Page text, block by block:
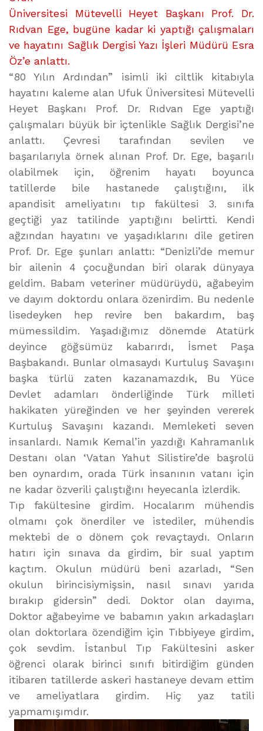
Üniversitesi Mütevelli Heyet Başkanı Prof. Dr.
Rıdvan Ege, bugüne kadar ki yaptığı çalışmaları
ve hayatını Sağlık Dergisi Yazı İşleri Müdürü Esra
Öz’e anlattı.
“80 Yılın Ardından” isimli iki ciltlik kitabıyla
hayatını kaleme alan Ufuk Üniversitesi Mütevelli
Heyet Başkanı Prof. Dr. Rıdvan Ege yaptığı
çalışmaları büyük bir içtenlikle Sağlık Dergisi’ne
anlattı. Çevresi tarafından sevilen ve
başarılarıyla örnek alınan Prof. Dr. Ege, başarılı
olabilmek için, öğrenim hayatı boyunca
tatillerde bile hastanede çalıştığını, ilk
apandisit ameliyatını tıp fakültesi 3. sınıfa
geçtiği yaz tatilinde yaptığını belirtti. Kendi
ağzından hayatını ve yaşadıklarını dile getiren
Prof. Dr. Ege şunları anlattı: “Denizli’de memur
bir ailenin 4 çocuğundan biri olarak dünyaya
geldim. Babam veteriner müdürüydü, ağabeyim
ve dayım doktordu onlara özenirdim. Bu nedenle
lisedeyken hep revire ben bakardım, baş
mümessildim. Yaşadığımız dönemde Atatürk
deyince göğsümüz kabarırdı, İsmet Paşa
Başbakandı. Bunlar olmasaydı Kurtuluş Savaşını
başka türlü zaten kazanamazdık, Bu Yüce
Devlet adamları önderliğinde Türk milleti
hakikaten yüreğinden ve her şeyinden vererek
Kurtuluş Savaşını kazandı. Memleketi seven
insanlardı. Namık Kemal’in yazdığı Kahramanlık
Destanı olan ‘Vatan Yahut Silistire’de başrolü
ben oynardım, orada Türk insanının vatanı için
ne kadar özverili çalıştığını heyecanla izlerdik.
Tıp fakültesine girdim. Hocalarım mühendis
olmamı çok önerdiler ve istediler, mühendis
mektebi de o dönem çok revaçtaydı. Onların
hatırı için sınava da girdim, bir sual yaptım
kaçtım. Okulun müdürü beni azarladı, “Sen
okulun birincisiymişsin, nasıl sınavı yarıda
bırakıp gidersin” dedi. Doktor olan dayıma,
Doktor ağabeyime ve babamın yakın arkadaşları
olan doktorlara özendiğim için Tıbbiyeye girdim,
çok sevdim. İstanbul Tıp Fakültesini asker
öğrenci olarak birinci sınıfı bitirdiğim günden
itibaren tatillerde askeri hastaneye devam ettim
ve ameliyatlara girdim. Hiç yaz tatili
yapmamışımdır.